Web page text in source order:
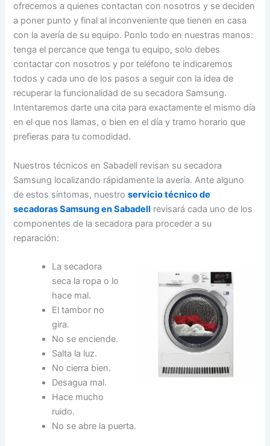
ofrecemos a quienes contactan con nosotros y se deciden
a poner punto y final al inconveniente que tienen en casa
con la avería de su equipo. Ponlo todo en nuestras manos:
tenga el percance que tenga tu equipo, solo debes
contactar con nosotros y por teléfono te indicaremos
todos y cada uno de los pasos a seguir con la idea de
recuperar la funcionalidad de su secadora Samsung.
Intentaremos darte una cita para exactamente el mismo día
en el que nos llamas, o bien en el día y tramo horario que
prefieras para tu comodidad.
Nuestros técnicos en Sabadell revisan su secadora
Samsung localizando rápidamente la avería. Ante alguno
de estos síntomas, nuestroservicio técnico de
secadoras Samsung en Sabadell revisará cada uno de los
componentes de la secadora para proceder a su
reparación:
La secadora
seca la ropa o lo
hace mal.
El tambor no
gira.
No se enciende.
Salta la luz.
No cierra bien.
Desagua mal.
Hace mucho
ruido.
No se abre la puerta.